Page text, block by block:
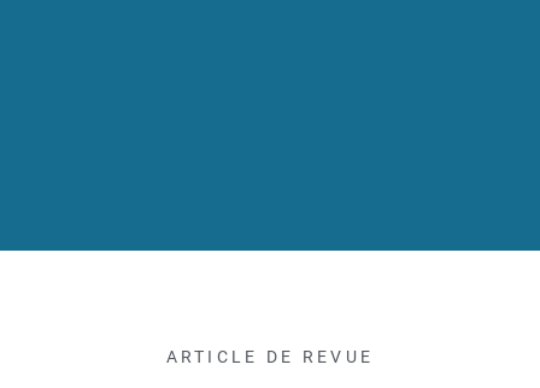
ARTICLE DE REVUE